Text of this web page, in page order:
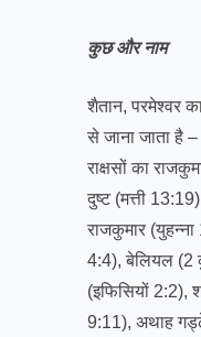
कुछ और नाम
शैतान, परमेश्वर
से जाना जाता है
राक्षसों का
दुष्ट (मत्ती
राजकुमार
4:4), बेलियल (2
(इफिसियों 2:2),
9:11), अथाह